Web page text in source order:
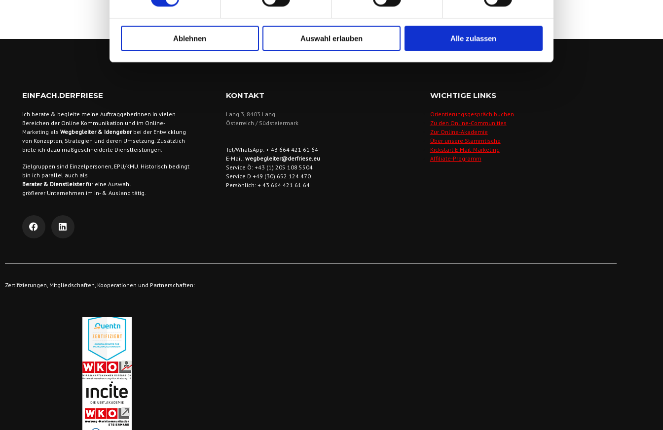
Ablehnen Auswahl erlauben Alle zulassen
EINFACH.DERFRIESE
Ich berate & begleite meine AuftraggeberInnen in vielen
Bereichen der Online Kommunikation und im Online-
Marketing als Wegbegleiter & Idengeber bei der Entwicklung
von Konzepten, Strategien und deren Umsetzung. Zusätzlich
biete ich dazu maßgeschneiderte Dienstleistungen.
Zielgruppen sind Einzelpersonen, EPU/KMU. Historisch bedingt
bin ich parallel auch als
Berater & Dienstleisterfür eine Auswahl
größerer Unternehmen im In- & Ausland tätig.
KONTAKT
Lang 3, 8403 Lang
Österreich / Südsteiermark
Tel/WhatsApp: + 43 664 421 61 64
E-Mail:wegbegleiter@derfriese.eu
Service Ö: +43 (1) 205 108 5504
Service D +49 (30) 652 124 470
Persönlich: + 43 664 421 61 64
WICHTIGE LINKS
Orientierungsgespräch buchen
Zu den Online-Communities
Zur Online-Akademie
Über unsere Stammtische
Kickstart E-Mail-Marketing
Affiliate-Programm
Zertifizierungen, Mitgliedschaften, Kooperationen und Partnerschaften: